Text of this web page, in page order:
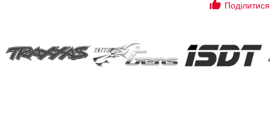
Поділитися